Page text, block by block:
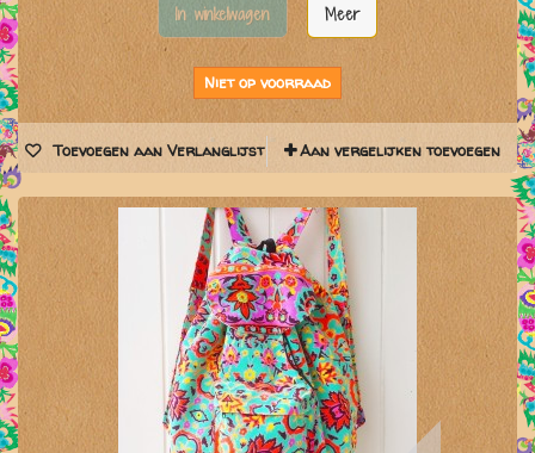
In winkelwagen Meer
Niet op voorraad
Toevoegen aan Verlanglijst Aan vergelijken toevoegen